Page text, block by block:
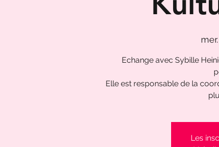
Echange avec Sybille
Elle est responsable de la
Les